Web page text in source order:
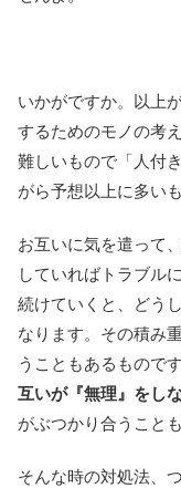
いかがですか。以上
するためのモノの考
難しいもので「人付
がら予想以上に多い
お互いに気を遣って
していればトラブル
続けていくと、どう
なります。その積み
うこともあるもので
互いが『無理』をし
がぶつかり合うこと
そんな時の対処法、